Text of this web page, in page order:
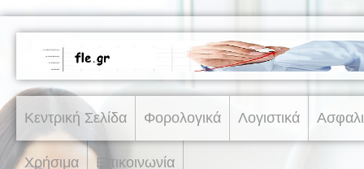
Κεντρική Σελίδα Φορολογικά Λογιστικά
Χρήσιμα Επικοινωνία